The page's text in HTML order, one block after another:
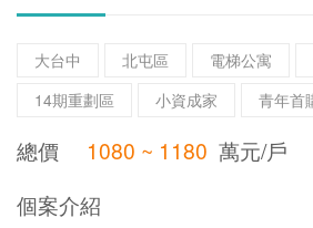
大台中 北屯區 電梯公寓
14期重劃區
小資成家 青年首
總價 1080 ~ 1180 萬元/戶
個案介紹